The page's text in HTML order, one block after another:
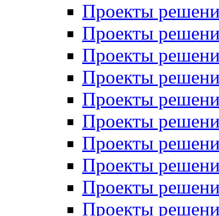
Проекты
Проекты
Проекты
Проекты
Проекты
Проекты
Проекты
Проекты
Проекты
Проекты